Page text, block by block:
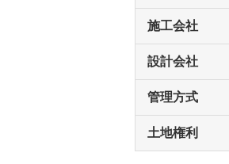
施工会社
設計会社
管理方式
土地権利